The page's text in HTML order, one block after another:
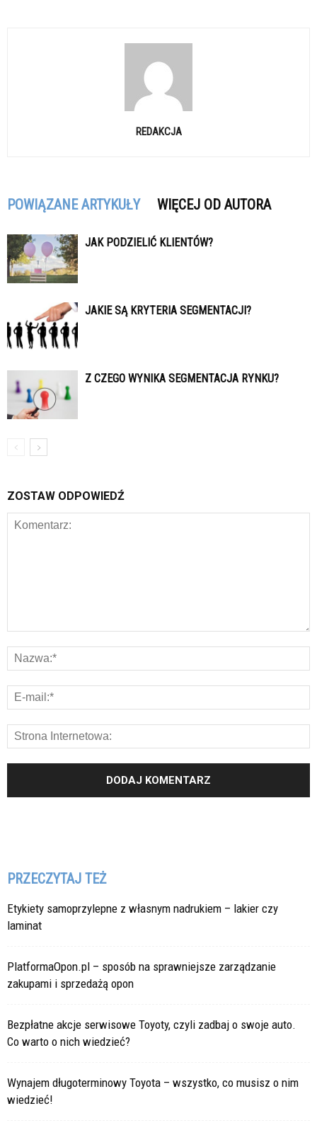
REDAKCJA
POWIĄZANE ARTYKUŁY WIĘCEJ OD AUTORA
JAK PODZIELIĆ KLIENTÓW?
JAKIE SĄ KRYTERIA SEGMENTACJI?
Z CZEGO WYNIKA SEGMENTACJA RYNKU?
ZOSTAW ODPOWIEDŹ
PRZECZYTAJ TEŻ
Etykiety samoprzylepne z własnym nadrukiem – lakier czy
laminat
PlatformaOpon.pl – sposób na sprawniejsze zarządzanie
zakupami i sprzedażą opon
Bezpłatne akcje serwisowe Toyoty, czyli zadbaj o swoje auto.
Co warto o nich wiedzieć?
Wynajem długoterminowy Toyota – wszystko, co musisz o nim
wiedzieć!